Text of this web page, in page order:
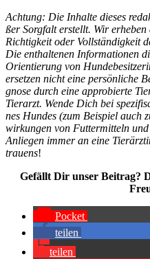
Ach­tung: Die Inhal­te die­ses
ßer Sorg­falt erstellt. Wir
Rich­tig­keit oder Voll­stän­dig­keit
Die ent­hal­te­nen Infor­ma­tio­nen
Ori­en­tie­rung von
erset­zen nicht eine per­sön­li­che
gno­se durch eine appro­bier­te
Tier­arzt. Wen­de Dich bei
nes Hun­des (zum Bei­spiel auch
wir­kun­gen von Fut­ter­mit­teln
Anlie­gen immer an eine
trau­ens!
Gefällt Dir unser Bei­trag?
Pocket
tei­len
tei­len